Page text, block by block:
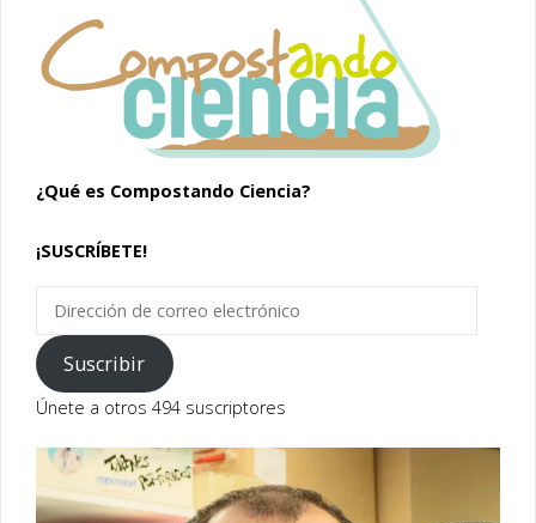
¿Qué es Compostando Ciencia?
¡SUSCRÍBETE!
Dirección
correo
electrónico
Suscribir
Únete a otros 494 suscriptores